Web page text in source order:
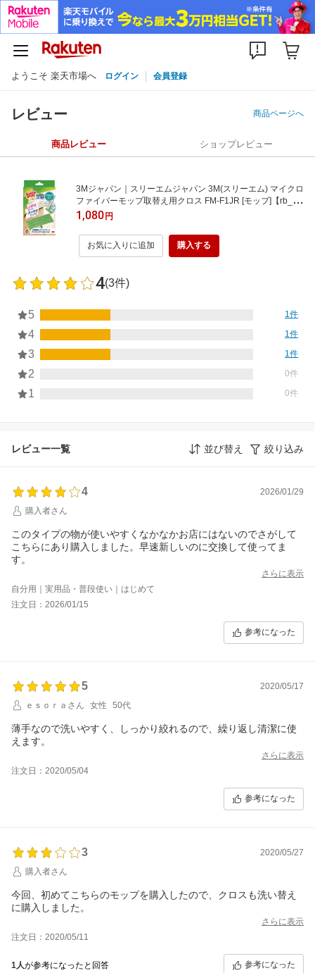
ようこそ 楽天市場へ ログイン 会員登録
レビュー 商品ページへ
商品レビュー ショップレビュー
3Mジャパン｜スリーエムジャパン 3M(スリーエム) マイクロ
ファイバーモップ取替え用クロス FM-F1JR [モップ]【rb_pc
p】
1,080円
お気に入りに追加 購入する
4(3件)
5 1件
4 1件
3 1件
2 0件
1 0件
レビュー一覧 並び替え 絞り込み
4
2026/01/29
購入者さん
このタイプの物が使いやすくなかなかお店にはないのでさがして
こちらにあり購入しました。早速新しいのに交換して使ってま
す。
さらに表示
自分用｜実用品・普段使い｜はじめて
注文日：2026/01/15
参考になった
5
2020/05/17
ｅｓｏｒａさん
女性 50代
薄手なので洗いやすく、しっかり絞れるので、繰り返し清潔に使
えます。
さらに表示
注文日：2020/05/04
参考になった
3
2020/05/27
購入者さん
今回、初めてこちらのモップを購入したので、クロスも洗い替え
に購入しました。
さらに表示
注文日：2020/05/11
1人が参考になったと回答 参考になった